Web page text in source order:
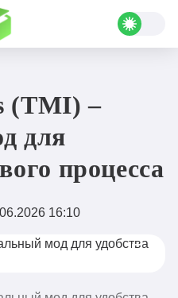
мод для удобства
(TMI) –
для
процесса
16:10